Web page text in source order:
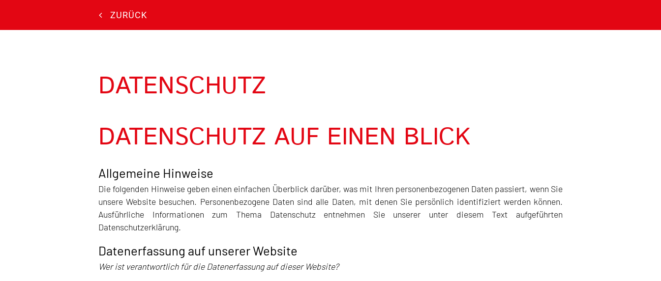
ZURÜCK
DATENSCHUTZ
DATENSCHUTZ AUF EINEN BLICK
Allgemeine Hinweise
Die folgenden Hinweise geben einen einfachen Überblick darüber, was mit Ihren personenbezogenen Daten passiert, wenn Sie
unsere Website besuchen. Personenbezogene Daten sind alle Daten, mit denen Sie persönlich identifiziert werden können.
Ausführliche Informationen zum Thema Datenschutz entnehmen Sie unserer unter diesem Text aufgeführten
Datenschutzerklärung.
Datenerfassung auf unserer Website
Wer ist verantwortlich für die Datenerfassung auf dieser Website?